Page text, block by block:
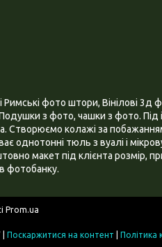
фото штори, Вінілові 3д
з фото, чашки з фото. Під
колажі за
однотонні тюль з вуалі і
макет під клієнта розмір,
фотобанку.
Prom.ua
Поскаржитися на контент
Політика